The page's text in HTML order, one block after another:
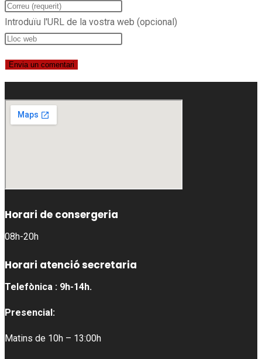
Introduïu l'URL de la vostra web (opcional)
Horari de consergeria
08h-20h
Horari atenció secretaria
Telefònica : 9h-14h.
Presencial:
Matins de 10h – 13:00h